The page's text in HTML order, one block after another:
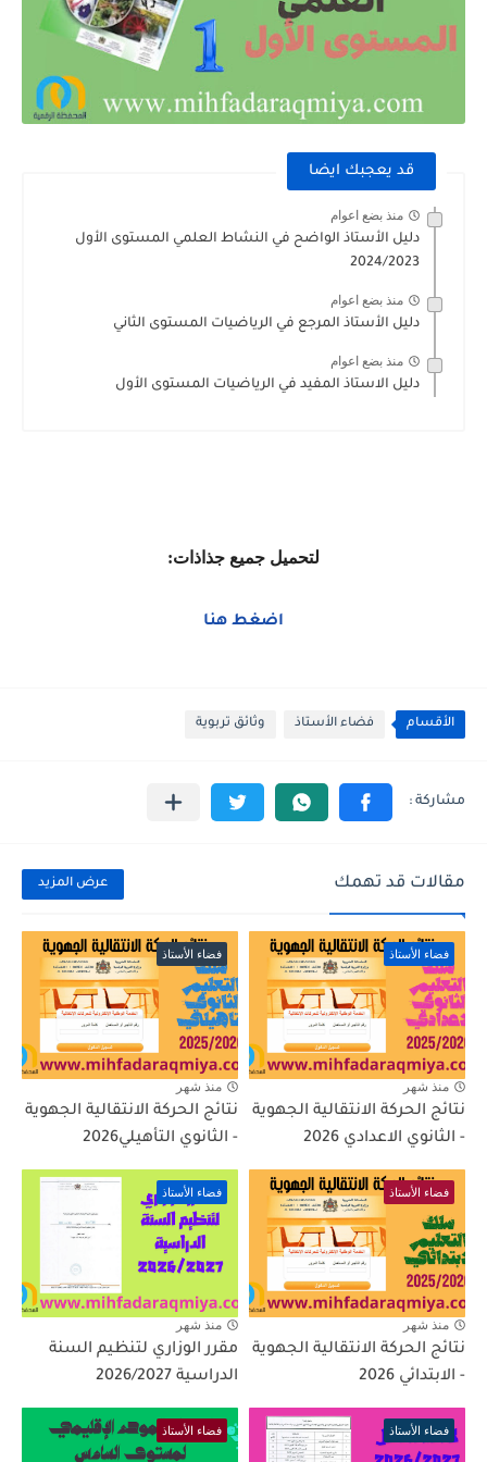
قد يعجبك ايضا
منذ بضع اعوام
دليل الأستاذ الواضح في النشاط العلمي المستوى الأول
2024/2023
منذ بضع اعوام
دليل الأستاذ المرجع في الرياضيات المستوى الثاني
منذ بضع اعوام
دليل الاستاذ المفيد في الرياضيات المستوى الأول
لتحميل جميع جذاذات:
اضغط هنا
الأقسام فضاء الأستاذ وثائق تربوية
مقالات قد تهمك عرض المزيد
فضاء الأستاذ
منذ شهر
نتائج الحركة الانتقالية الجهوية
- الثانوي الاعدادي 2026
فضاء الأستاذ
منذ شهر
نتائج الحركة الانتقالية الجهوية
- الثانوي التأهيلي2026
فضاء الأستاذ
منذ شهر
نتائج الحركة الانتقالية الجهوية
- الابتدائي 2026
فضاء الأستاذ
منذ شهر
مقرر الوزاري لتنظيم السنة
الدراسية 2026/2027
فضاء الأستاذ فضاء الأستاذ